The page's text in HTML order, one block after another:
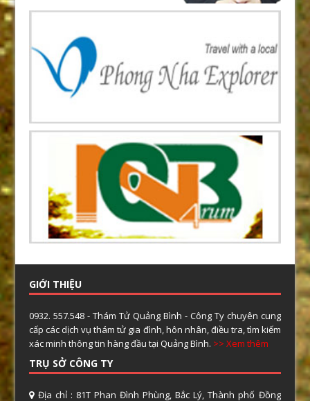
GIỚI THIỆU
0932. 557.548 - Thám Tử Quảng Bình - Công Ty chuyên cung
cấp các dịch vụ thám tử gia đình, hôn nhân, điều tra, tìm kiếm
xác minh thông tin hàng đầu tại Quảng Bình. >> Xem thêm
TRỤ SỞ CÔNG TY
Địa chỉ : 81T Phan Đình Phùng, Bắc Lý, Thành phố Đồng